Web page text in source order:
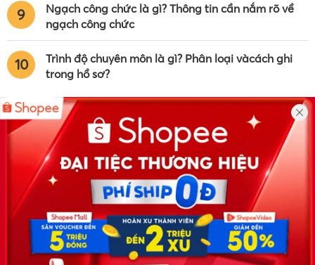
9
Ngạch công chức là gì? Thông tin cần nắm rõ về
ngạch công chức
10
Trình độ chuyên môn là gì? Phân loại vàcách ghi
trong hồ sơ?
Công ty TNHH Eyeplus Online
Địa chỉ: Số 81, ngõ 68, đường Cầu Giấy, Tổ 05, Phường Quan
Hoa, Quận Cầu Giấy, TP Hà Nội, Việt Nam
SĐT: 0981 448 766
Email:hotro@timviec.com.vn